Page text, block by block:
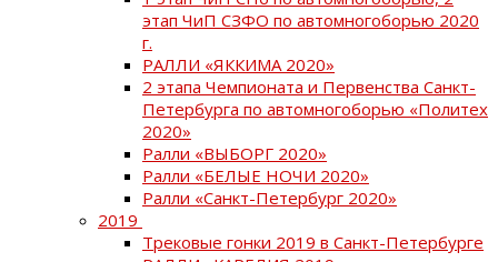
этап ЧиП СЗФО по автомногоборью 2020
г.
РАЛЛИ «ЯККИМА 2020»
2 этапа Чемпионата и Первенства Санкт-
Петербурга по автомногоборью «Политех
2020»
Ралли «ВЫБОРГ 2020»
Ралли «БЕЛЫЕ НОЧИ 2020»
Ралли «Санкт-Петербург 2020»
2019
Трековые гонки 2019 в Санкт-Петербурге